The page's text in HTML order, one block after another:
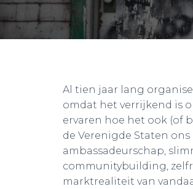
Al tien jaar lang
omdat het verrijkend is
ervaren hoe het ook (of
de Verenigde Staten
ambassadeurschap,
communitybuilding,
marktrealiteit van